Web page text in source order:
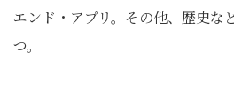
エンド・アプリ。その他、歴史な
つ。